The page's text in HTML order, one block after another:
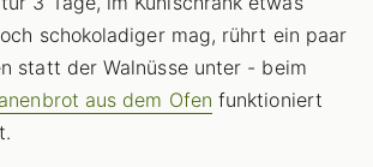
schokoladiger mag, rührt ein paar
statt der Walnüsse unter - beim
aus dem Ofen funktioniert